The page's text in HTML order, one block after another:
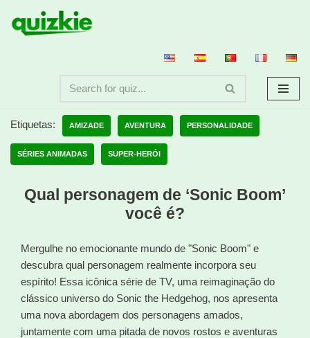
Avançar
Etiquetas: AMIZADE AVENTURA PERSONALIDADE
SÉRIES ANIMADAS SUPER-HERÓI
Qual personagem de ‘Sonic Boom’
você é?
Mergulhe no emocionante mundo de "Sonic Boom" e
descubra qual personagem realmente incorpora seu
espírito! Essa icônica série de TV, uma reimaginação do
clássico universo do Sonic the Hedgehog, nos apresenta
uma nova abordagem dos personagens amados,
juntamente com uma pitada de novos rostos e aventuras